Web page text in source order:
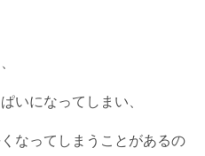
いになってしまい、
なってしまうことがあるの